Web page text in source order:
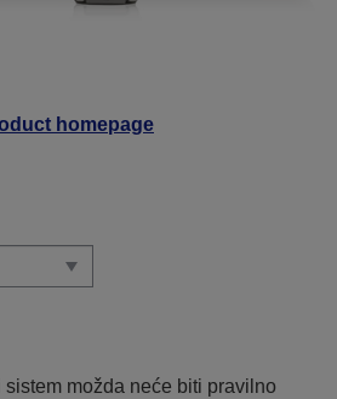
homepage
sistem možda neće biti pravilno